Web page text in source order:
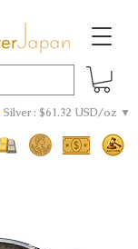
Silver : $61.32 USD/oz ▼